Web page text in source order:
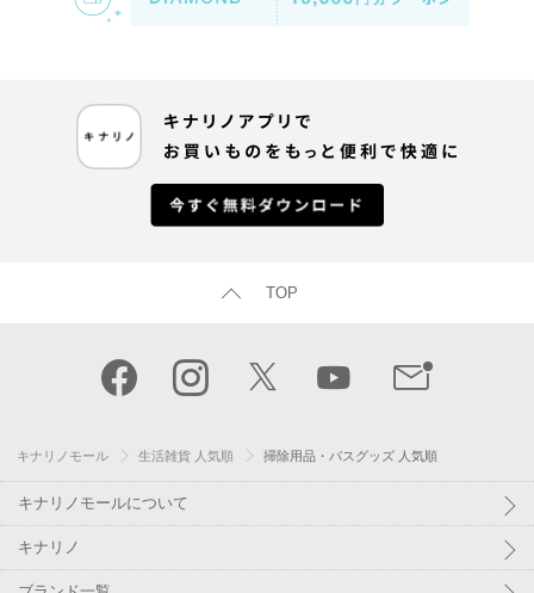
TOP
キナリノモール 生活雑貨 人気順 掃除用品・バスグッズ 人気順
キナリノモールについて
キナリノ